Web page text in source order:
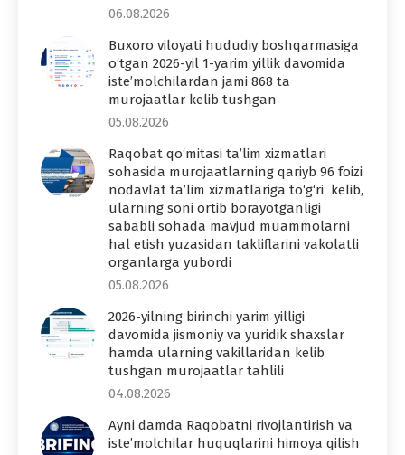
06.08.2026
Buxoro viloyati hududiy boshqarmasiga
o‘tgan 2026-yil 1-yarim yillik davomida
iste’molchilardan jami 868 ta
murojaatlar kelib tushgan
05.08.2026
Raqobat qo‘mitasi ta’lim xizmatlari
sohasida murojaatlarning qariyb 96 foizi
nodavlat ta’lim xizmatlariga to‘g‘ri kelib,
ularning soni ortib borayotganligi
sababli sohada mavjud muammolarni
hal etish yuzasidan takliflarini vakolatli
organlarga yubordi
05.08.2026
2026-yilning birinchi yarim yilligi
davomida jismoniy va yuridik shaxslar
hamda ularning vakillaridan kelib
tushgan murojaatlar tahlili
04.08.2026
Ayni damda Raqobatni rivojlantirish va
iste’molchilar huquqlarini himoya qilish